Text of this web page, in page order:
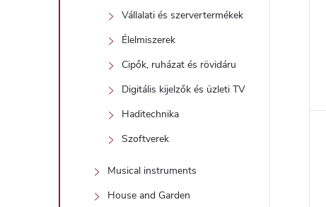
Vállalati és szervertermékek
Élelmiszerek
Cipők, ruházat és rövidáru
Digitális kijelzők és üzleti TV
Haditechnika
Szoftverek
Musical instruments
House and Garden